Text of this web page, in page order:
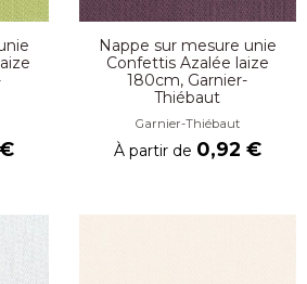
Nappe sur mesure unie
Confettis Azalée laize
180cm, Garnier-
Thiébaut
Garnier-Thiébaut
À partir de 0,92 €